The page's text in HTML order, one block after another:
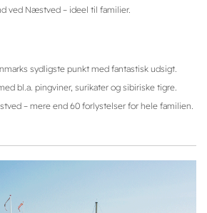
ved Næstved – ideel til familier.
sydligste punkt med fantastisk udsigt.
bl.a. pingviner, surikater og sibiriske tigre.
– mere end 60 forlystelser for hele familien.